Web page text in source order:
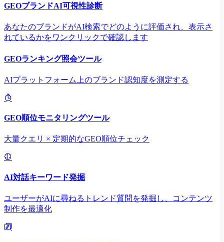
GEOブランドAI可視性診断
あなたのブランドがAI検索でどのように評価され、表示さ
れているかをワンクリックで確認します
GEOランキング照会ツール
AIプラットフォーム上のブランド認知度を測定する
GEO順位モニタリングツール
大量クエリ × 定期的なGEO順位チェック
AI対話キーワード発掘
ユーザーがAIに尋ねるトレンド質問を発掘し、コンテンツ
制作を最適化